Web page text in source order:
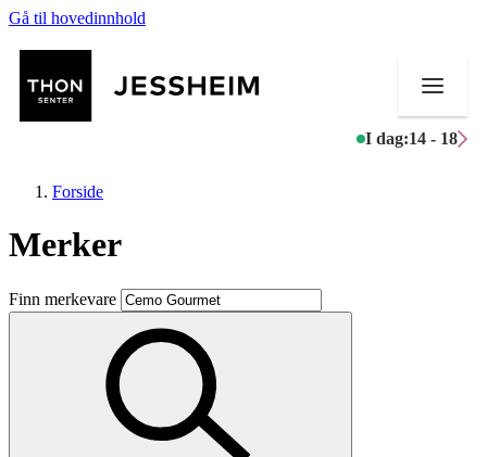
Gå til hovedinnhold
I dag:14 - 18
Butikker
Mat og drikke
Aktiviteter
Forside
Merker
Finn merkevare